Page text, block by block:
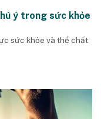
ý trong sức khỏe
sức khỏe và thể chất